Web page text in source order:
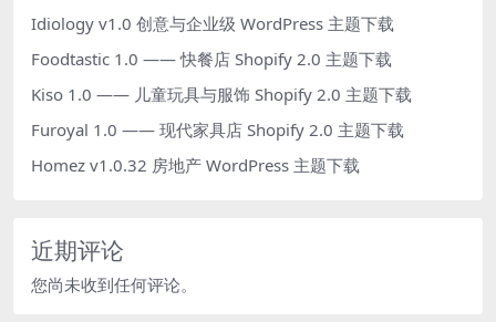
Idiology v1.0 创意与企业级 WordPress 主题下载
Foodtastic 1.0 —— 快餐店 Shopify 2.0 主题下载
Kiso 1.0 —— 儿童玩具与服饰 Shopify 2.0 主题下载
Furoyal 1.0 —— 现代家具店 Shopify 2.0 主题下载
Homez v1.0.32 房地产 WordPress 主题下载
近期评论
您尚未收到任何评论。